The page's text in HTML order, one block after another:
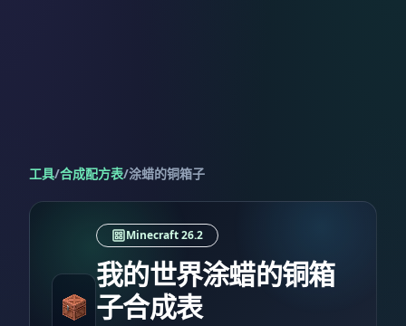
工具/合成配方表/涂蜡的铜箱子
Minecraft 26.2
我的世界涂蜡的铜箱
子合成表